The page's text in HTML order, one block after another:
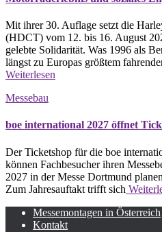
Mit ihrer 30. Auflage setzt die
(HDCT) vom 12. bis 16. August
gelebte Solidarität. Was 1996 als
längst zu Europas größtem
Weiterlesen
Messebau
boe international 2027 öffnet
Der Ticketshop für die boe
können Fachbesucher ihren
2027 in der Messe Dortmund
Zum Jahresauftakt trifft sich
Messemontagen in Österreich
Kontakt